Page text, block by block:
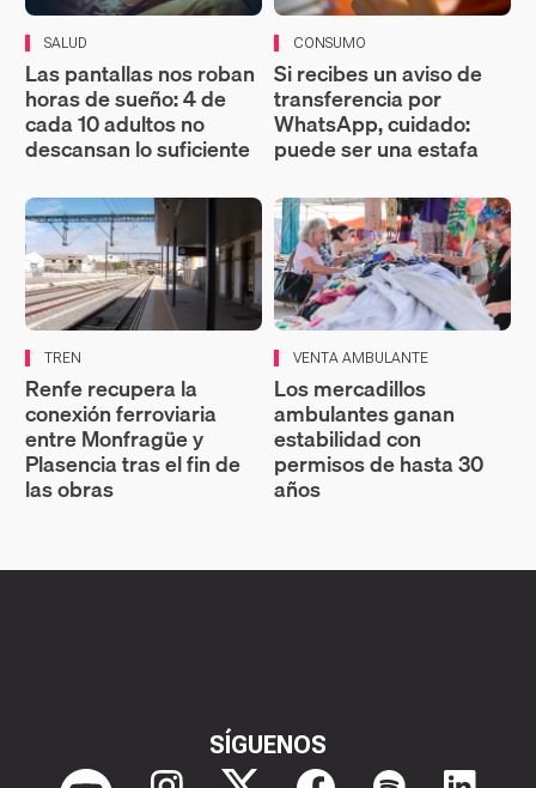
SALUD
Las pantallas nos roban
horas de sueño: 4 de
cada 10 adultos no
descansan lo suficiente
CONSUMO
Si recibes un aviso de
transferencia por
WhatsApp, cuidado:
puede ser una estafa
TREN
Renfe recupera la
conexión ferroviaria
entre Monfragüe y
Plasencia tras el fin de
las obras
VENTA AMBULANTE
Los mercadillos
ambulantes ganan
estabilidad con
permisos de hasta 30
años
SÍGUENOS